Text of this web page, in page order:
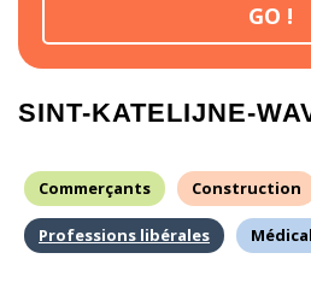
GO !
SINT-KATELIJNE-
Commerçants Construction
Professions libérales Médical